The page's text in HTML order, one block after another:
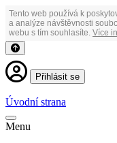
Tento web používá k
a analýze návštěvnosti
webu s tím souhlasíte. Více
Přihlásit se
Úvodní strana
Menu